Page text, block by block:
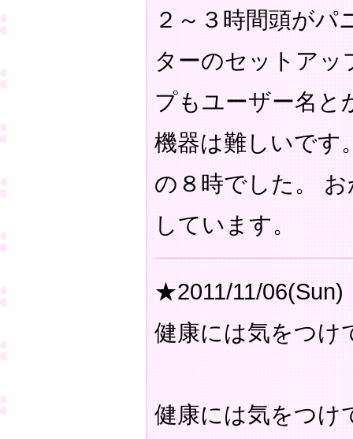
２～３時間頭がパ
ターのセットアッ
プもユーザー名と
機器は難しいです
の８時でした。
しています。
★2011/11/06(Sun)
健康には気をつけ
健康には気をつ